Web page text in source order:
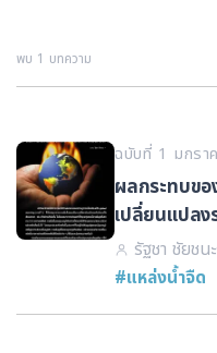
พบ 1 บทความ
ฉบับที่ 1 มกรา
ผลกระทบข
เปลี่ยนแปลง
รัฐชา ชัยชนะ
#แหล่งน้ำจืด